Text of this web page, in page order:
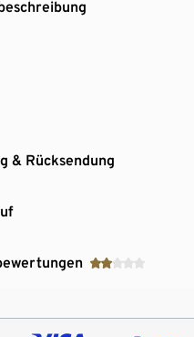
& Rücksendung